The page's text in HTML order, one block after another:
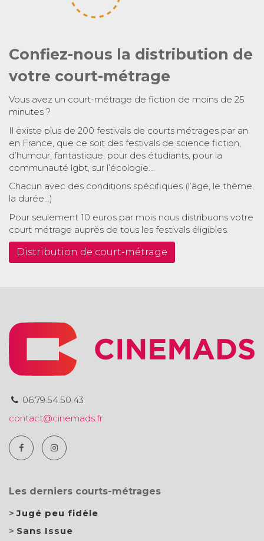
Confiez-nous la distribution de
votre court-métrage
Vous avez un court-métrage de fiction de moins de 25
minutes ?
Il existe plus de 200 festivals de courts métrages par an
en France, que ce soit des festivals de science fiction,
d’humour, fantastique, pour des étudiants, pour la
communauté lgbt, sur l’écologie…
Chacun avec des conditions spécifiques (l’âge, le thème,
la durée…)
Pour seulement 10 euros par mois nous distribuons votre
court métrage auprès de tous les festivals éligibles.
Distribution de court-métrage
06.79.54.50.43
contact@cinemads.fr
Les derniers courts-métrages
Jugé peu fidèle
Sans Issue